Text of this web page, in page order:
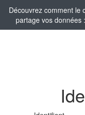
Découvrez comment le
partage vos données :